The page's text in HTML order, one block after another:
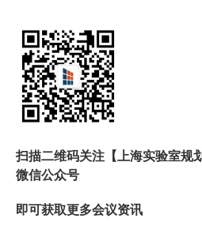
扫描二维码关注【上海实验室规
微信公众号
即可获取更多会议资讯